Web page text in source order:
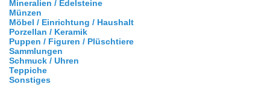
Mineralien / Edelsteine
Münzen
Möbel / Einrichtung / Haushalt
Porzellan / Keramik
Puppen / Figuren / Plüschtiere
Sammlungen
Schmuck / Uhren
Teppiche
Sonstiges